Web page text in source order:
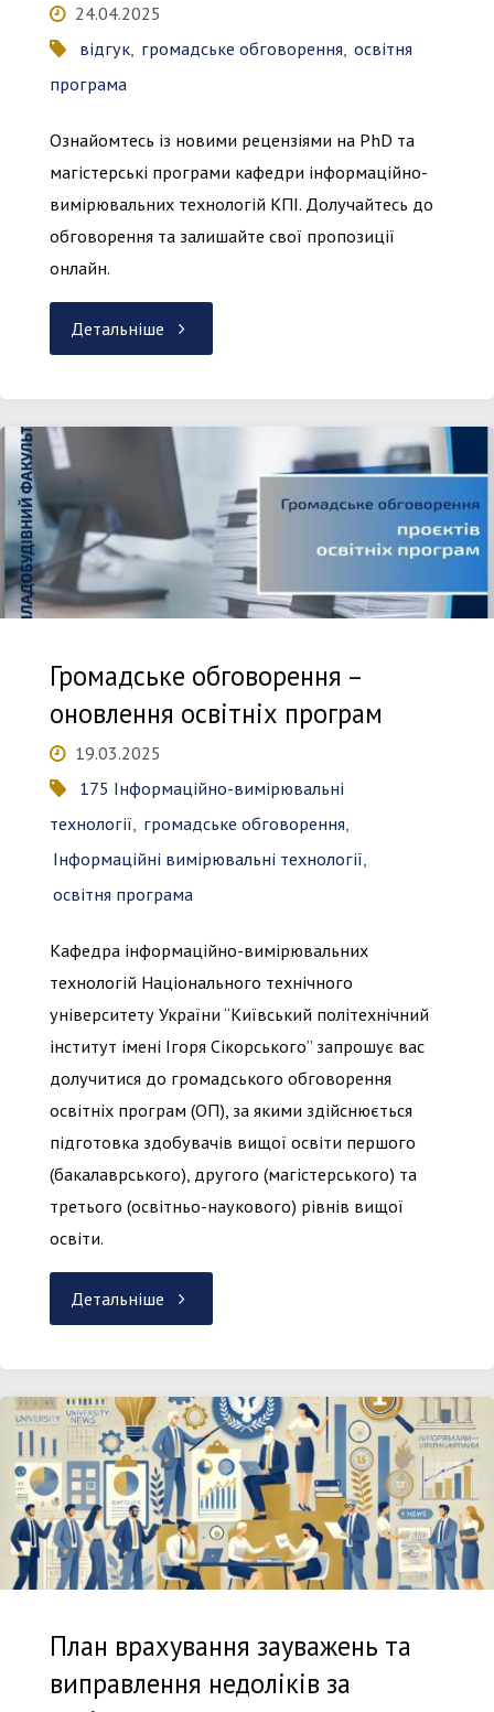
24.04.2025
відгук, громадське обговорення освітня
програма
Ознайомтесь із новими рецензіями на PhD та
магістерські програми кафедри інформаційно-
вимірювальних технологій КПІ. Долучайтесь до
обговорення та залишайте свої пропозиції
онлайн.
Детальніше
Громадське
обговорення
–
надійшли
відгуки
на
програми
кафедри
Громадське обговорення –
оновлення освітніх програм
19.03.2025
175 Інформаційно-вимірювальні
технології громадське обговорення
Інформаційні вимірювальні технології
освітня програма
Кафедра інформаційно-вимірювальних
технологій Національного технічного
університету України “Київський політехнічний
інститут імені Ігоря Сікорського” запрошує вас
долучитися до громадського обговорення
освітніх програм (ОП), за якими здійснюється
підготовка здобувачів вищої освіти першого
(бакалаврського), другого (магістерського) та
третього (освітньо-наукового) рівнів вищої
освіти.
Детальніше "Громадське
–
оновлення
освітніх
програм"
План врахування зауважень та
виправлення недоліків за